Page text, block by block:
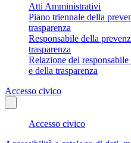
Atti Amministrativi
Piano triennale della
trasparenza
Responsabile della
trasparenza
Relazione del
e della trasparenza
Accesso civico
Accesso civico